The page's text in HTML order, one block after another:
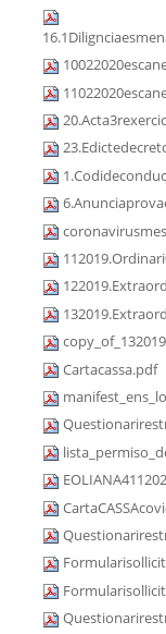
Cartacassa.pdf